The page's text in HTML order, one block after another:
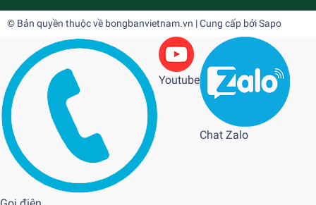
© Bản quyền thuộc về bongbanvietnam.vn | Cung cấp bởiSapo
Youtube
Chat Zalo